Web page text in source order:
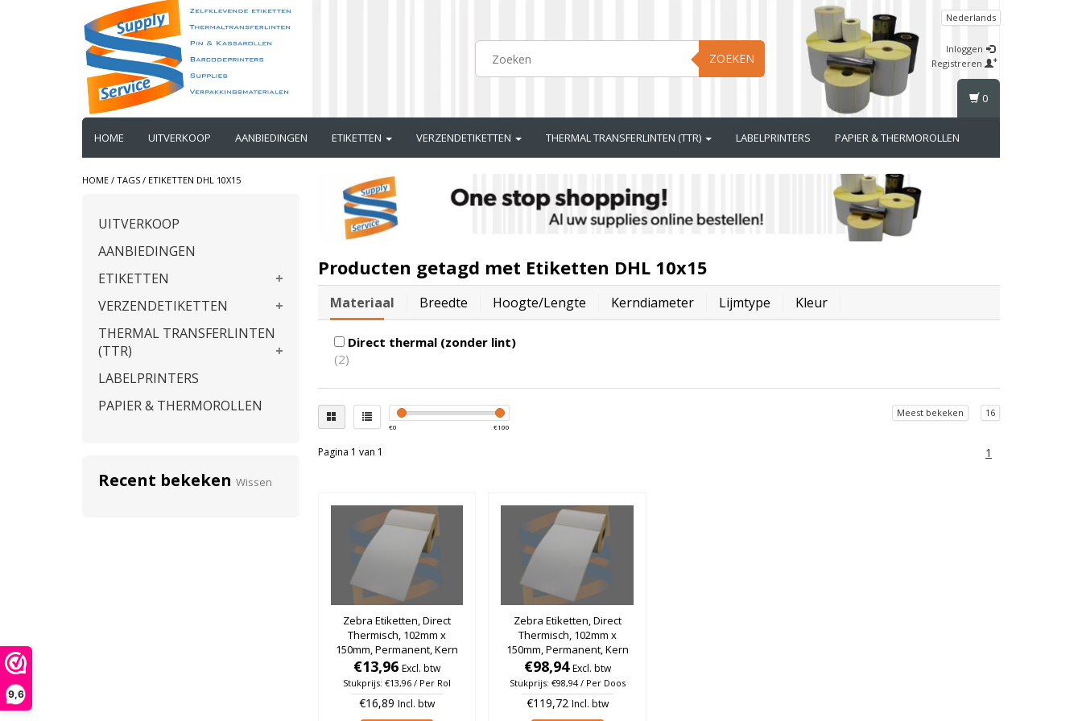
9,6
ZOEKEN
Nederlands
Inloggen
Registreren
HOME UITVERKOOP AANBIEDINGEN ETIKETTEN VERZENDETIKETTEN THERMAL TRANSFERLINTEN (TTR) LABELPRINTERS PAPIER & THERMOROLLEN
0
HOME / TAGS / ETIKETTEN DHL 10X15
UITVERKOOP
AANBIEDINGEN
ETIKETTEN
VERZENDETIKETTEN
THERMAL TRANSFERLINTEN
(TTR)
LABELPRINTERS
PAPIER & THERMOROLLEN
Recent bekeken Wissen
Producten getagd met Etiketten DHL 10x15
Materiaal Breedte Hoogte/lengte Kerndiameter Lijmtype Kleur
Direct thermal (zonder lint)
(2)
€0 €100
Meest bekeken 16
Pagina 1 van 1 1
Zebra Etiketten, Direct
Thermisch, 102mm x
150mm, Permanent, Kern
25mm, rol à 300 stuks
€13,96 Excl. btw
Stukprijs: €13,96 / Per Rol
€16,89 Incl. btw
Zebra Etiketten, Direct
Thermisch, 102mm x
150mm, Permanent, Kern
25mm, rol à 300 stuks
(Per doos)
€98,94 Excl. btw
Stukprijs: €98,94 / Per Doos
€119,72 Incl. btw